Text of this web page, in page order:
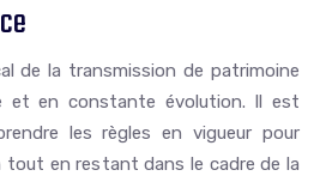
de la transmission de patrimoine
et en constante évolution. Il est
les règles en vigueur pour
en restant dans le cadre de la